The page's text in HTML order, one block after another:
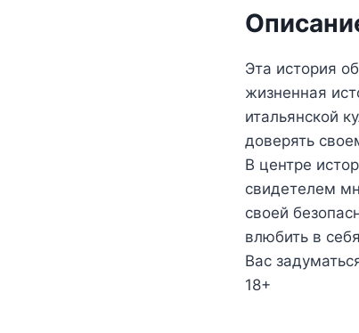
Эта история
жизненная
итальянской
доверять
В центре
свидетелем
своей
влюбить в
Вас
18+